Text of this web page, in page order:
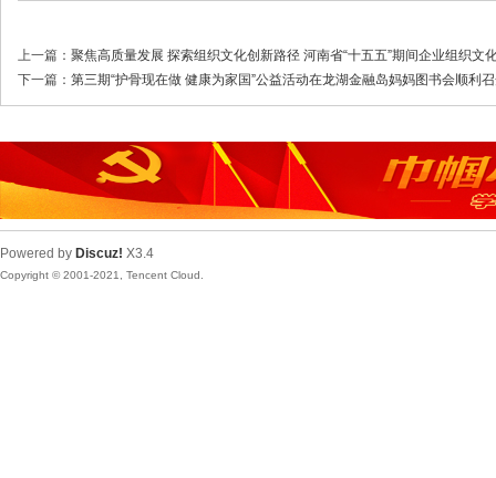
上一篇： 聚焦高质量发展 探索组织文化创新路径 河南省“十五五”期间企业组织文
下一篇： 第三期“护骨现在做 健康为家国”公益活动在龙湖金融岛妈妈图书会顺利
Powered by Discuz! X3.4
Copyright © 2001-2021, Tencent Cloud.